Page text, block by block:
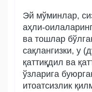
Эй мўминлар,
аҳли-
ва тошлар
сақлангизки, у
қаттиқдил ва
ўзларига
итоатсизлик